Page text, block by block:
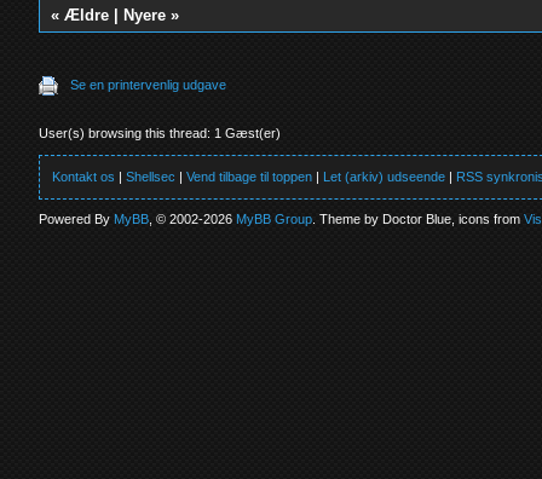
«Ældre Nyere »
Se en printervenlig udgave
User(s) browsing this thread: 1 Gæst(er)
Kontakt os |Shellsec |Vend tilbage til toppen | Let (arkiv) udseende | RSS
Powered By MyBB , © 2002-2026 MyBB Group . Theme by Doctor Blue, icons from